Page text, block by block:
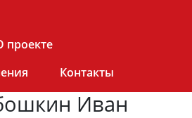
проекте
Контакты
Иван